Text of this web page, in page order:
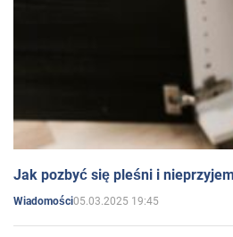
Jak pozbyć się pleśni i
Wiadomości05.03.2025 19:45